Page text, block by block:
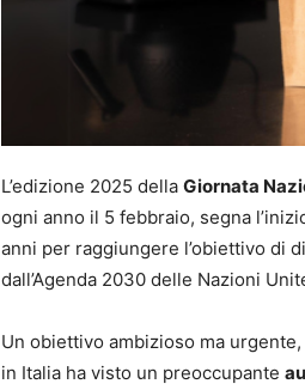
L’edizione 2025 della Giornata
ogni anno il 5 febbraio, segna
anni per raggiungere l’obiettivo di
dall’Agenda 2030 delle Nazioni
Un obiettivo ambizioso ma
in Italia ha visto un preoccupante